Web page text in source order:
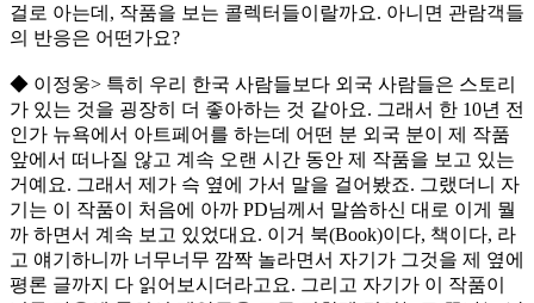
걸로 아는데, 작품을 보는 콜렉터들이랄까요. 아니면 관람객들
의 반응은 어떤가요?
◆ 이정웅> 특히 우리 한국 사람들보다 외국 사람들은 스토리
가 있는 것을 굉장히 더 좋아하는 것 같아요. 그래서 한 10년 전
인가 뉴욕에서 아트페어를 하는데 어떤 분 외국 분이 제 작품
앞에서 떠나질 않고 계속 오랜 시간 동안 제 작품을 보고 있는
거예요. 그래서 제가 슥 옆에 가서 말을 걸어봤죠. 그랬더니 자
기는 이 작품이 처음에 아까 PD님께서 말씀하신 대로 이게 뭘
까 하면서 계속 보고 있었대요. 이거 북(Book)이다, 책이다, 라
고 얘기하니까 너무너무 깜짝 놀라면서 자기가 그것을 제 옆에
평론 글까지 다 읽어보시더라고요. 그리고 자기가 이 작품이